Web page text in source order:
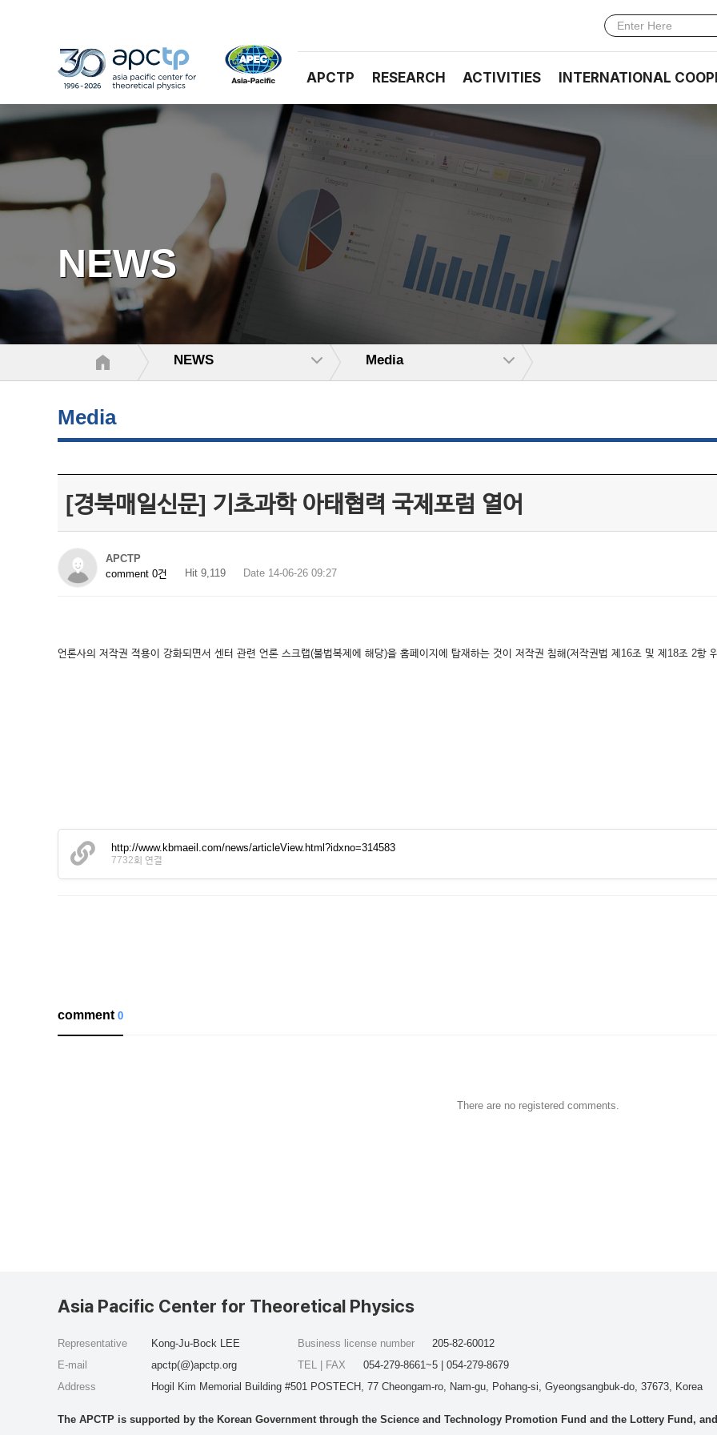
APCTP RESEARCH ACTIVITIES INTERNATIONAL
NEWS
NEWS Media
Media
[경북매일신문] 기초과학 아태협력 국제포럼 열어
APCTP
comment 0건
Hit 9,119 Date 14-06-26 09:27
언론사의 저작권 적용이 강화되면서 센터 관련 언론 스크랩(불법복제에 해당)을 홈페이지에 탑재하는 것이 저작권 침해(저작권법 제16조 및 제18조 2항
http://www.kbmaeil.com/news/articleView.html?idxno=314583
7732회 연결
comment0
There are no registered comments.
Asia Pacific Center for Theoretical Physics
Representative
Kong-Ju-Bock LEE
E-mail
apctp(@)apctp.org
Address
Hogil Kim Memorial Building #501 POSTECH, 77 Cheongam-ro, Nam-gu, Pohang-si, Gyeongsangbuk-do, 37673, Korea
Business license number
205-82-60012
TEL | FAX
054-279-8661~5 | 054-279-8679
The APCTP is supported by the Korean Government through the Science and Technology Promotion Fund and the Lottery Fund,